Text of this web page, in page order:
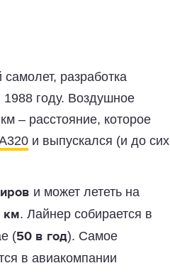
разработка
1988 году. Воздушное
– расстояние, которое
и выпускался (и до сих
и может лететь на
км. Лайнер собирается в
(50 в год). Самое
в авиакомпании